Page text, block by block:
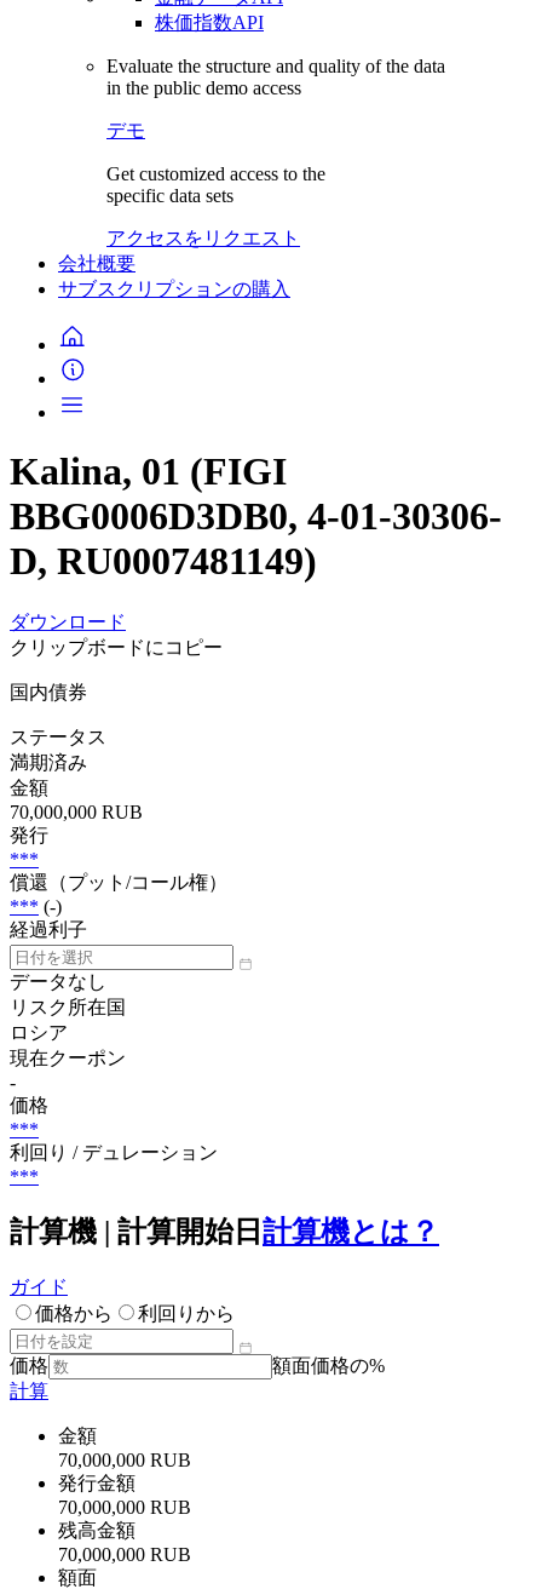
株価指数API
Evaluate the structure and quality of the data
in the public demo access
デモ
Get customized access to the
specific data sets
アクセスをリクエスト
会社概要
サブスクリプションの購入
Kalina, 01 (FIGI
BBG0006D3DB0, 4-01-30306-
D, RU0007481149)
ダウンロード
クリップボードにコピー
国内債券
ステータス
満期済み
金額
70,000,000 RUB
発行
***
償還（プット/コール権）
*** (-)
経過利子
データなし
リスク所在国
ロシア
現在クーポン
-
価格
***
利回り / デュレーション
***
計算機 | 計算開始日 計算機とは？
ガイド
価格から
利回りから
価格
額面価格の%
計算
金額
70,000,000 RUB
発行金額
70,000,000 RUB
残高金額
70,000,000 RUB
額面